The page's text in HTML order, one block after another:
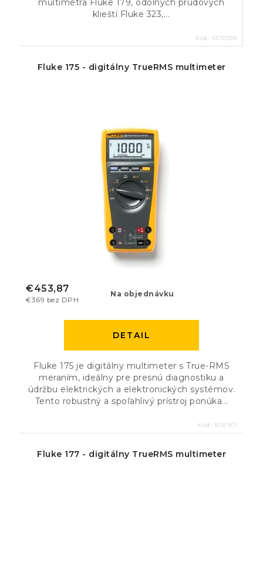
multimetra Fluke 179, odolných prúdových
klieští Fluke 323,...
Kód: 4370598
Fluke 175 - digitálny TrueRMS multimeter
Na objednávku
€369 bez DPH
€453,87
DETAIL
Fluke 175 je digitálny multimeter s True-RMS
meraním, ideálny pre presnú diagnostiku a
údržbu elektrických a elektronických systémov.
Tento robustný a spoľahlivý prístroj ponúka...
Kód: 1592901
Fluke 177 - digitálny TrueRMS multimeter